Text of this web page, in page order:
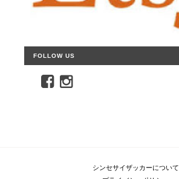
FOLLOW US
シンセサイザッカーについて